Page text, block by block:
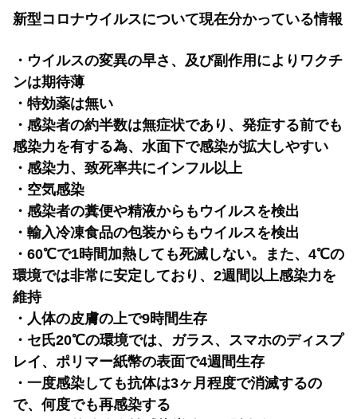
新型コロナウイルスについて現在分かっている情報
・ウイルスの変異の早さ、及び副作用によりワクチ
ンは期待薄
・特効薬は無い
・感染者の約半数は無症状であり、発症する前でも
感染力を有する為、水面下で感染が拡大しやすい
・感染力、致死率共にインフル以上
・空気感染
・感染者の糞便や精液からもウイルスを検出
・輸入冷凍食品の包装からもウイルスを検出
・60℃で1時間加熱しても死滅しない。また、4℃の
環境では非常に安定しており、2週間以上感染力を
維持
・人体の皮膚の上で9時間生存
・セ氏20℃の環境では、ガラス、スマホのディスプ
レイ、ポリマー紙幣の表面で4週間生存
・一度感染しても抗体は3ヶ月程度で消滅するの
で、何度でも再感染する